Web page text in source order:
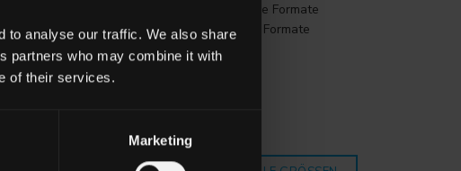
to analyse our traffic. We also share
partners who may combine it with
of their services.
Marketing
Metall
Mittlere Formate
Kleine Formate